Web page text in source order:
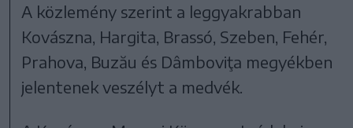
A közlemény szerint a leggyakrabban
Kovászna, Hargita, Brassó, Szeben, Fehér,
Prahova, Buzău és Dâmboviţa megyékben
jelentenek veszélyt a medvék.